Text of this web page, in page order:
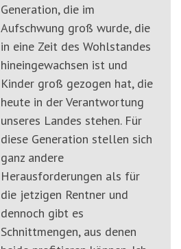
Generation, die im
Aufschwung groß wurde, die
in eine Zeit des Wohlstandes
hineingewachsen ist und
Kinder groß gezogen hat, die
heute in der Verantwortung
unseres Landes stehen. Für
diese Generation stellen sich
ganz andere
Herausforderungen als für
die jetzigen Rentner und
dennoch gibt es
Schnittmengen, aus denen